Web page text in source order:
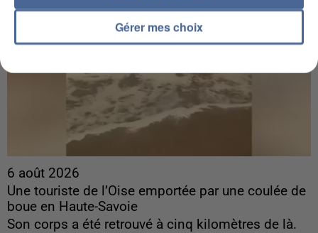
6 août 2026
Une touriste de l’Oise emportée par une coulée de
boue en Haute-Savoie
Son corps a été retrouvé à cinq kilomètres de là.
Gérer mes choix